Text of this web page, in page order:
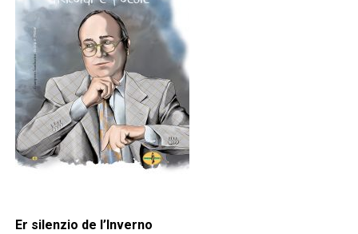
Er silenzio de l’Inverno